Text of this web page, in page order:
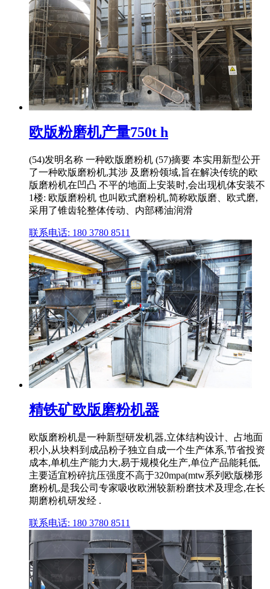
欧版粉磨机产量750t h
(54)发明名称 一种欧版磨粉机 (57)摘要 本实用新型公开
了一种欧版磨粉机,其涉 及磨粉领域,旨在解决传统的欧
版磨粉机在凹凸 不平的地面上安装时,会出现机体安装不
1楼: 欧版磨粉机 也叫欧式磨粉机,简称欧版磨、欧式磨,
采用了锥齿轮整体传动、内部稀油润滑
联系电话: 180 3780 8511
精铁矿欧版磨粉机器
欧版磨粉机是一种新型研发机器,立体结构设计、占地面
积小,从块料到成品粉子独立自成一个生产体系,节省投资
成本,单机生产能力大,易于规模化生产,单位产品能耗低,
主要适宜粉碎抗压强度不高于320mpa(mtw系列欧版梯形
磨粉机,是我公司专家吸收欧洲较新粉磨技术及理念,在长
期磨粉机研发经 .
联系电话: 180 3780 8511